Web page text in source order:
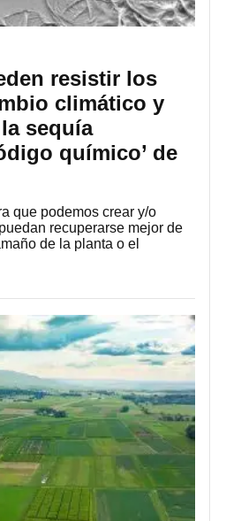
resistir los
climático y
sequía
químico’ de
que podemos crear y/o
recuperarse mejor de
de la planta o el